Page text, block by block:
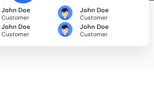
John Doe
Customer
John Doe
Customer
John Doe
Customer
John Doe
Customer